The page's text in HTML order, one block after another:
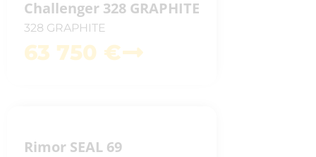
Etrusco
Westfalia
Challenger
Challenger 328 GRAPHITE
328 GRAPHITE
63 750 €
Rimor SEAL 69